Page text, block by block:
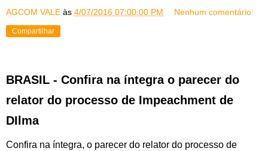
AGCOM VALE às 4/07/2016 07:00:00 PM Nenhum comentário:
Compartilhar
BRASIL - Confira na íntegra o parecer do
relator do processo de Impeachment de
DIlma
Confira na íntegra, o parecer do relator do processo de